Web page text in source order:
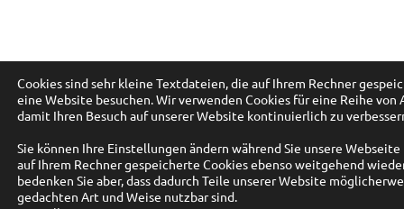
Cookies sind sehr kleine Textdateien, die auf Ihrem Rechner
eine Website besuchen. Wir verwenden Cookies für eine Reihe von
damit Ihren Besuch auf unserer Website kontinuierlich zu
Sie können Ihre Einstellungen ändern während Sie unsere Webseite
auf Ihrem Rechner gespeicherte Cookies ebenso weitgehend
bedenken Sie aber, dass dadurch Teile unserer Website
gedachten Art und Weise nutzbar sind.